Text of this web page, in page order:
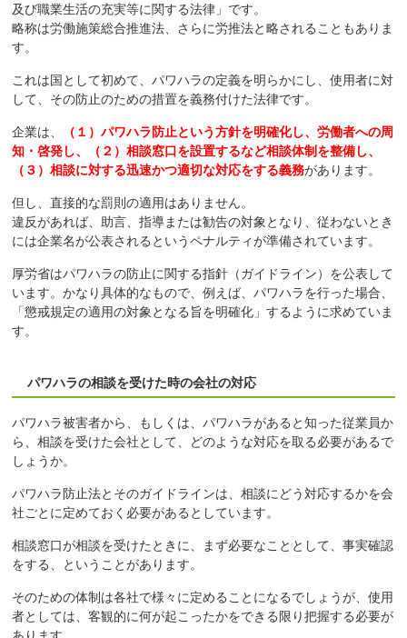
及び職業生活の充実等に関する法律」です。
略称は労働施策総合推進法、さらに労推法と略されることもありま
す。
これは国として初めて、パワハラの定義を明らかにし、使用者に対
して、その防止のための措置を義務付けた法律です。
企業は、
（１）パワハラ防止という方針を明確化し、労働者への周
知・啓発し、（２）相談窓口を設置するなど相談体制を整備し、
（３）相談に対する迅速かつ適切な対応をする義務があります。
但し、直接的な罰則の適用はありません。
違反があれば、助言、指導または勧告の対象となり、従わないとき
には企業名が公表されるというペナルティが準備されています。
厚労省はパワハラの防止に関する指針（ガイドライン）を公表して
います。かなり具体的なもので、例えば、パワハラを行った場合、
「懲戒規定の適用の対象となる旨を明確化」するように求めていま
す。
パワハラの相談を受けた時の会社の対応
パワハラ被害者から、もしくは、パワハラがあると知った従業員か
ら、相談を受けた会社として、どのような対応を取る必要があるで
しょうか。
パワハラ防止法とそのガイドラインは、相談にどう対応するかを会
社ごとに定めておく必要があるとしています。
相談窓口が相談を受けたときに、まず必要なこととして、事実確認
をする、ということがあります。
そのための体制は各社で様々に定めることになるでしょうが、使用
者としては、客観的に何が起こったかをできる限り把握する必要が